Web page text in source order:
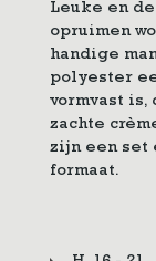
Leuke en
opruimen
handige
polyester
vormvast is,
zachte
zijn een set
formaat.